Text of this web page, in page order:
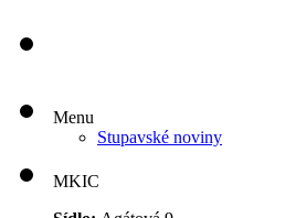
Menu
Stupavské noviny
MKIC